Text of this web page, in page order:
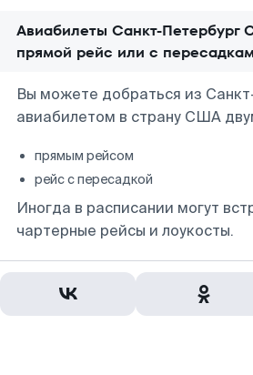
Авиабилеты Санкт-Петербург
прямой рейс или с
Вы можете добраться из
авиабилетом в страну США
прямым рейсом
рейс с пересадкой
Иногда в расписании могут
чартерные рейсы и лоукосты.